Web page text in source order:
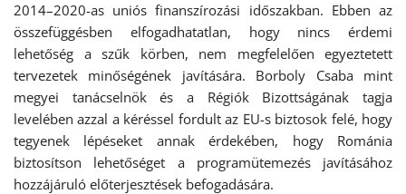
2014–2020-as uniós finanszírozási időszakban. Ebben az
összefüggésben elfogadhatatlan, hogy nincs érdemi
lehetőség a szűk körben, nem megfelelően egyeztetett
tervezetek minőségének javítására. Borboly Csaba mint
megyei tanácselnök és a Régiók Bizottságának tagja
levelében azzal a kéréssel fordult az EU-s biztosok felé, hogy
tegyenek lépéseket annak érdekében, hogy Románia
biztosítson lehetőséget a programütemezés javításához
hozzájáruló előterjesztések befogadására.